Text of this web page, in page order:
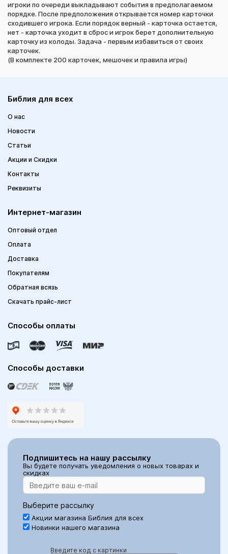
игроки по очереди выкладывают события в предполагаемом
порядке. После предположения открывается номер карточки
сходившего игрока. Если порядок верный - карточка остается,
нет - карточка уходит в сброс и игрок берет дополнительную
карточку из колоды. Задача - первым избавиться от своих
карточек.
(В комплекте 200 карточек, мешочек и правила игры)
Библия для всех
О нас
Новости
Статьи
Акции и Скидки
Контакты
Реквизиты
Интернет-магазин
Оптовый отдел
Оплата
Доставка
Покупателям
Обратная всязь
Скачать прайс-лист
Способы оплаты
Способы доставки
Подпишитесь на нашу рассылку
Вы будете получать уведомления о новых товарах и
скидках
Выберите рассылку
Акции магазина Библия для всех
Новинки нашего магазина
Введите код с картинки